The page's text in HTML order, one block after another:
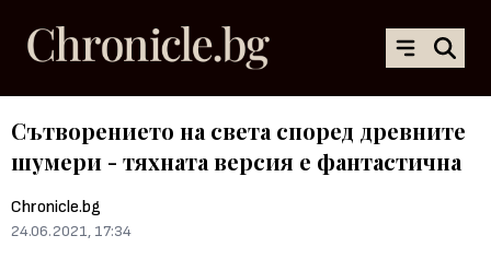
Сътворението на света според древните
шумери - тяхната версия е фантастична
Chronicle.bg
24.06.2021, 17:34